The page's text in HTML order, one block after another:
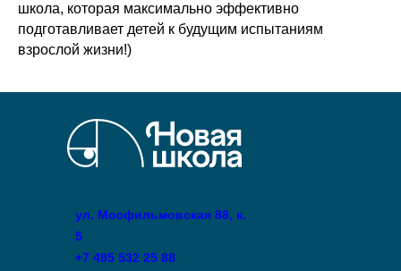
школа, которая максимально эффективно
подготавливает детей к будущим испытаниям
взрослой жизни!)
ул. Мосфильмовская 88, к.
5
+7 495 532 25 88